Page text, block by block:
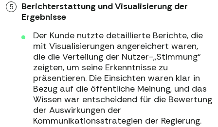
Berichterstattung und Visualisierung der
Ergebnisse
Der Kunde nutzte detaillierte Berichte, die
mit Visualisierungen angereichert waren,
die die Verteilung der Nutzer-„Stimmung“
zeigten, um seine Erkenntnisse zu
präsentieren. Die Einsichten waren klar in
Bezug auf die öffentliche Meinung, und das
Wissen war entscheidend für die Bewertung
der Auswirkungen der
Kommunikationsstrategien der Regierung.